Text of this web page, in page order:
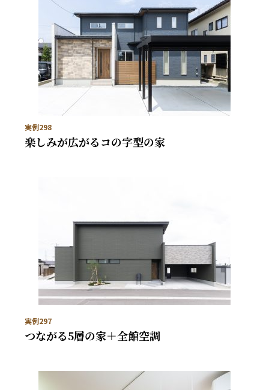
実例298
楽しみが広がるコの字型の家
実例297
つながる5層の家＋全館空調